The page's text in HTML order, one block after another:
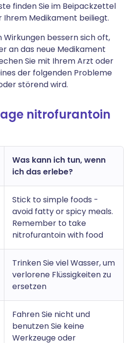
finden Sie im Beipackzettel
Ihrem Medikament beiliegt.
Wirkungen bessern sich oft,
an das neue Medikament
Sie mit Ihrem Arzt oder
der folgenden Probleme
störend wird.
nitrofurantoin
Was kann ich tun, wenn
ich das erlebe?
Stick to simple foods -
avoid fatty or spicy meals.
Remember to take
nitrofurantoin with food
Trinken Sie viel Wasser, um
verlorene Flüssigkeiten zu
ersetzen
Fahren Sie nicht und
benutzen Sie keine
Werkzeuge oder